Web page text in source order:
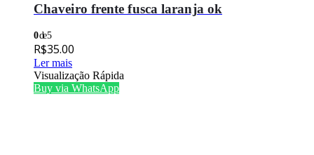
Chaveiro frente fusca laranja ok
0de 5
R$35.00
Ler mais
Visualização Rápida
Buy via WhatsApp